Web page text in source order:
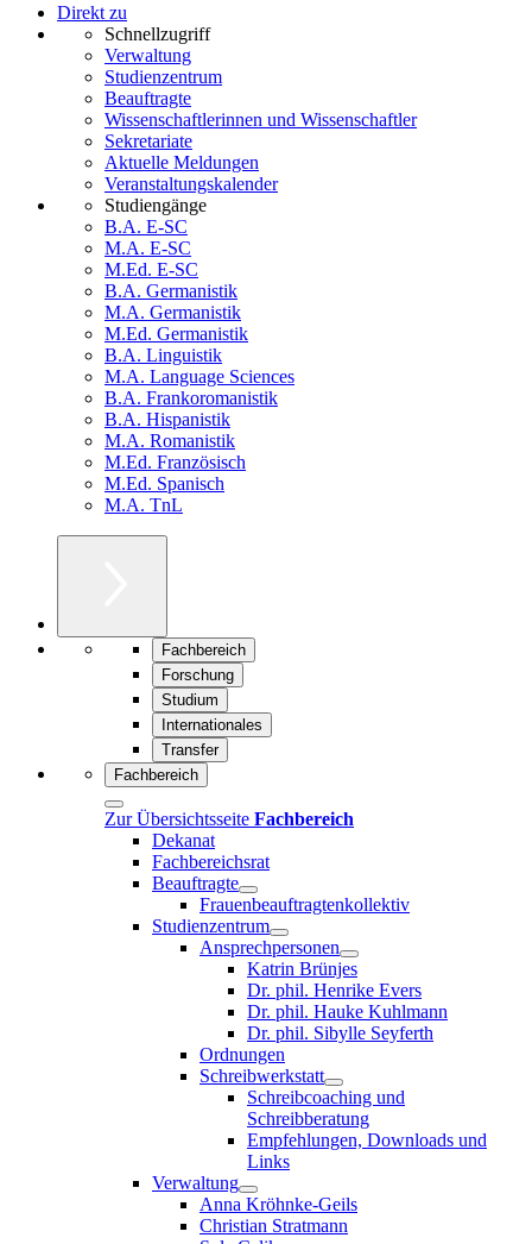
Direkt zu
Schnellzugriff
Verwaltung
Studienzentrum
Beauftragte
Wissenschaftlerinnen und Wissenschaftler
Sekretariate
Aktuelle Meldungen
Veranstaltungskalender
Studiengänge
B.A. E-SC
M.A. E-SC
M.Ed. E-SC
B.A. Germanistik
M.A. Germanistik
M.Ed. Germanistik
B.A. Linguistik
M.A. Language Sciences
B.A. Frankoromanistik
B.A. Hispanistik
M.A. Romanistik
M.Ed. Französisch
M.Ed. Spanisch
M.A. TnL
Fachbereich
Forschung
Studium
Internationales
Transfer
Fachbereich
Zur Übersichtsseite Fachbereich
Dekanat
Fachbereichsrat
Beauftragte
Frauenbeauftragtenkollektiv
Studienzentrum
Ansprechpersonen
Katrin Brünjes
Dr. phil. Henrike Evers
Dr. phil. Hauke Kuhlmann
Dr. phil. Sibylle Seyferth
Ordnungen
Schreibwerkstatt
Schreibcoaching und
Schreibberatung
Empfehlungen, Downloads und
Links
Verwaltung
Anna Kröhnke-Geils
Christian Stratmann